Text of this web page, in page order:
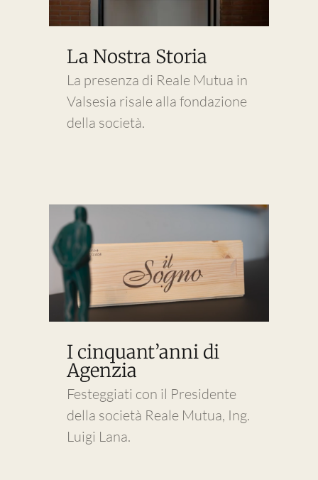
La Nostra Storia
La presenza di Reale Mutua in
Valsesia risale alla fondazione
della società.
I cinquant’anni di
Agenzia
Festeggiati con il Presidente
della società Reale Mutua, Ing.
Luigi Lana.